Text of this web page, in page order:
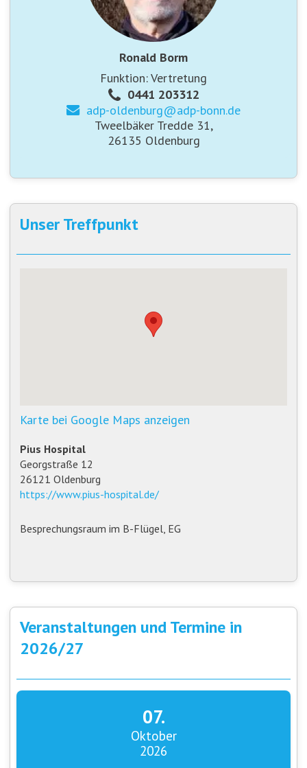
Ronald Borm
Funktion: Vertretung
0441 203312
adp-oldenburg@adp-bonn.de
Tweelbäker Tredde 31,
26135 Oldenburg
Unser Treffpunkt
Karte bei Google Maps anzeigen
Pius Hospital
Georgstraße 12
26121 Oldenburg
https://www.pius-hospital.de/
Besprechungsraum im B-Flügel, EG
Veranstaltungen und Termine in
2026/27
07.
Oktober
2026